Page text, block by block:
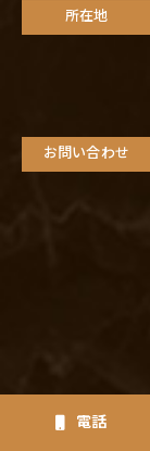
電話
所在地
お問い合わせ